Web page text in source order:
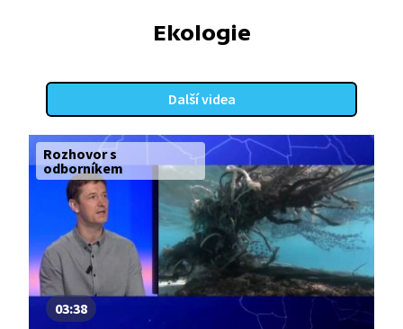
nelegální těžbě zlata v Senegalu a dopadům těžby
na tamní ekosystém i zdraví obyvatel.
Ekologie
Další videa
Rozhovor s
odborníkem
03:38